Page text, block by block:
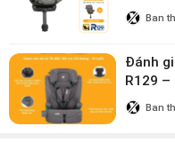
dùng
triệu?
Ban
Đánh
R129
triệu?
Ban